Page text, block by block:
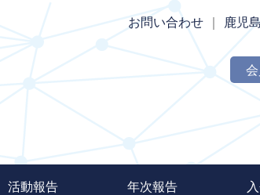
お問い合わせ ｜ 鹿児
活動報告 年次報告